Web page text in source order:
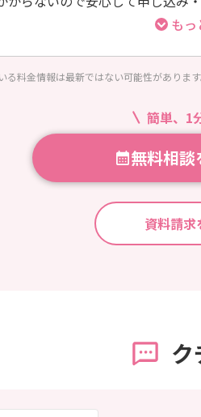
談(LINEや電話等)お料理を通しもっ
る料金情報は最新ではない可能性がありま
簡単、1
無料相談
資料請求
ク